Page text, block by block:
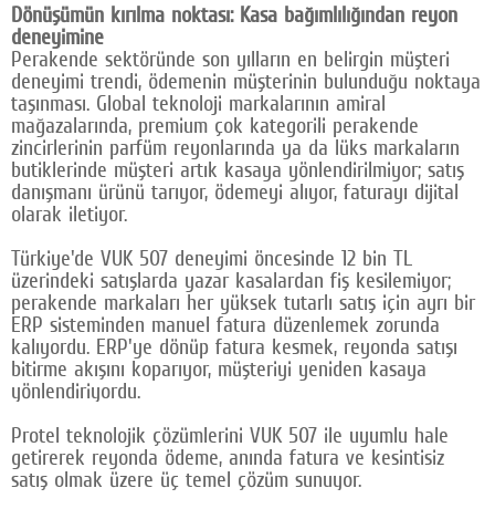
Dönüşümün kırılma noktası: Kasa bağımlılığından reyon
deneyimine
Perakende sektöründe son yılların en belirgin müşteri
deneyimi trendi, ödemenin müşterinin bulunduğu noktaya
taşınması. Global teknoloji markalarının amiral
mağazalarında, premium çok kategorili perakende
zincirlerinin parfüm reyonlarında ya da lüks markaların
butiklerinde müşteri artık kasaya yönlendirilmiyor; satış
danışmanı ürünü tarıyor, ödemeyi alıyor, faturayı dijital
olarak iletiyor.
Türkiye'de VUK 507 deneyimi öncesinde 12 bin TL
üzerindeki satışlarda yazar kasalardan fiş kesilemiyor;
perakende markaları her yüksek tutarlı satış için ayrı bir
ERP sisteminden manuel fatura düzenlemek zorunda
kalıyordu. ERP'ye dönüp fatura kesmek, reyonda satışı
bitirme akışını koparıyor, müşteriyi yeniden kasaya
yönlendiriyordu.
Protel teknolojik çözümlerini VUK 507 ile uyumlu hale
getirerek reyonda ödeme, anında fatura ve kesintisiz
satış olmak üzere üç temel çözüm sunuyor.